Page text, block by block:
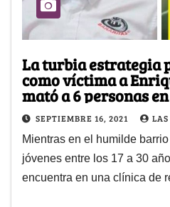
La turbia estrategia
como víctima a
mató a 6 personas
SEPTIEMBRE 16, 2021
Mientras en el humilde
jóvenes entre los 17 a 30
encuentra en una clínica de